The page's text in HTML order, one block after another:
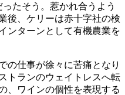
たそう。惹かれ合うよう
後、ケリーは赤十字社の検
ンターンとして有機農業を
の仕事が徐々に苦痛となり
トランのウェイトレスへ転
、ワインの個性を表現する